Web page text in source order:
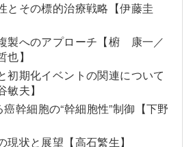
とその標的治療戦略【伊藤圭
製へのアプローチ【椨 康一／
】
初期化イベントの関連について
敏夫】
幹細胞の“幹細胞性”制御【下野
現状と展望【高石繁生】